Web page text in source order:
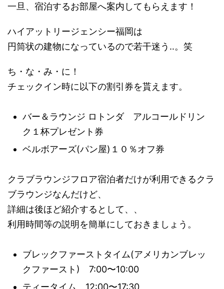
一旦、宿泊するお部屋へ案内してもらえます！
ハイアットリージェンシー福岡は
円筒状の建物になっているので若干迷う‥。笑
ち・な・み・に！
チェックイン時に以下の割引券を貰えます。
バー＆ラウンジ ロトンダ アルコールドリン
ク１杯プレゼント券
ベルボアーズ(パン屋)１０％オフ券
クラブラウンジフロア宿泊者だけが利用できるクラ
ブラウンジなんだけど、
詳細は後ほど紹介するとして、、
利用時間等の説明を簡単にしておきましょう。
ブレックファーストタイム(アメリカンブレッ
クファースト) 7:00〜10:00
ティータイム 12:00〜17:30